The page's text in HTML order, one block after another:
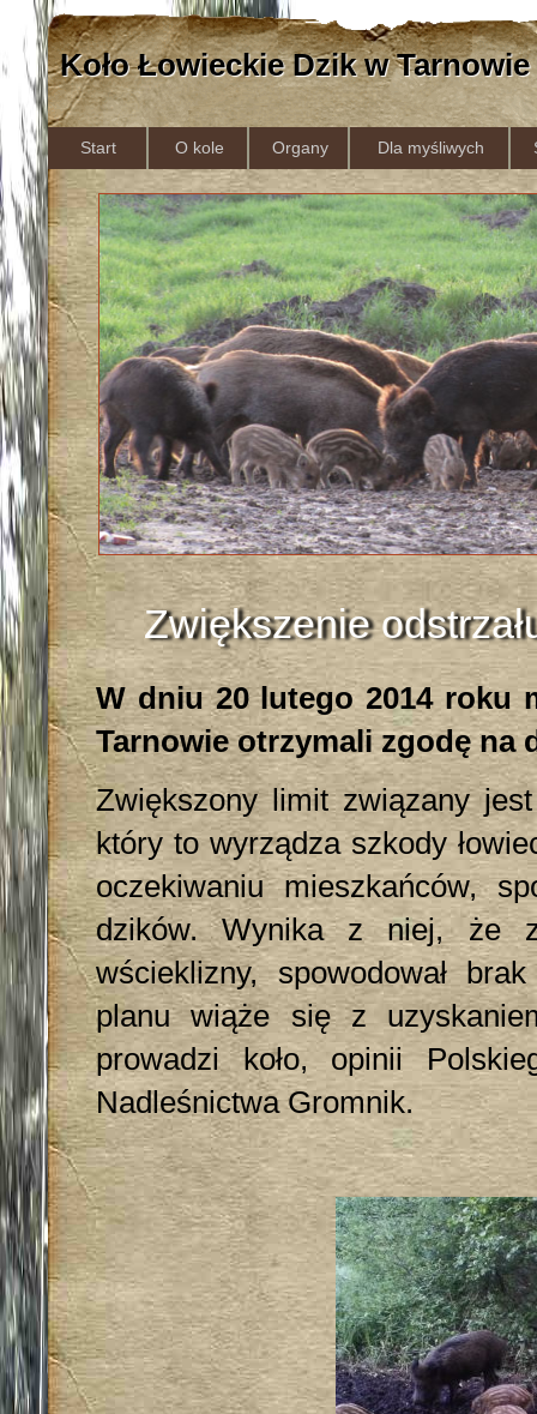
Koło Łowieckie Dzik w Tarnowie
Start O kole Organy Dla myśliwych
Zwiększenie
W dniu 20 lutego 2014 roku
Tarnowie otrzymali zgodę na
Zwiększony limit związany
który to wyrządza szkody
oczekiwaniu mieszkańców,
dzików. Wynika z niej, że
wścieklizny, spowodował
planu wiąże się z
prowadzi koło, opinii
Nadleśnictwa Gromnik.